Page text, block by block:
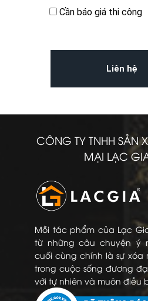
Cần báo giá thi công
CÔNG TY TNHH SẢN
MẠI LẠC
Mỗi tác phẩm của Lạc
từ những câu chuyện ý
cuối cùng chính là sự
trong cuộc sống đương
với tự nhiên và muôn điều